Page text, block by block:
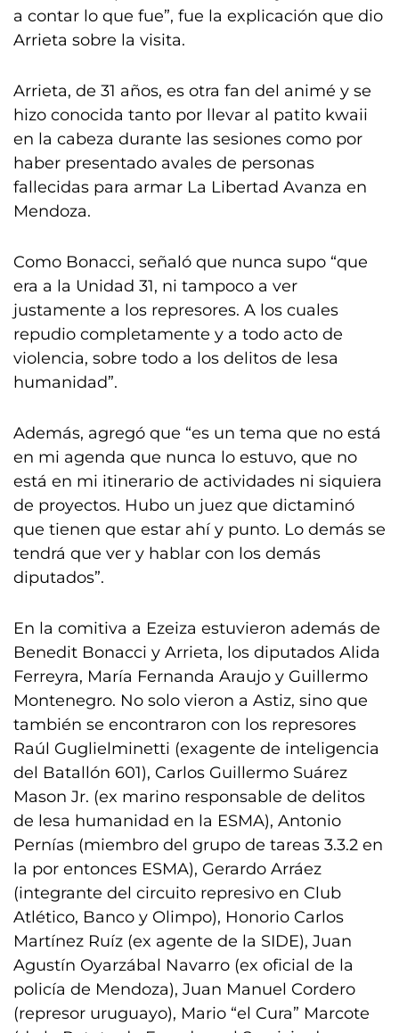
a contar lo que fue”, fue la explicación que dio
Arrieta sobre la visita.
Arrieta, de 31 años, es otra fan del animé y se
hizo conocida tanto por llevar al patito kwaii
en la cabeza durante las sesiones como por
haber presentado avales de personas
fallecidas para armar La Libertad Avanza en
Mendoza.
Como Bonacci, señaló que nunca supo “que
era a la Unidad 31, ni tampoco a ver
justamente a los represores. A los cuales
repudio completamente y a todo acto de
violencia, sobre todo a los delitos de lesa
humanidad”.
Además, agregó que “es un tema que no está
en mi agenda que nunca lo estuvo, que no
está en mi itinerario de actividades ni siquiera
de proyectos. Hubo un juez que dictaminó
que tienen que estar ahí y punto. Lo demás se
tendrá que ver y hablar con los demás
diputados”.
En la comitiva a Ezeiza estuvieron además de
Benedit Bonacci y Arrieta, los diputados Alida
Ferreyra, María Fernanda Araujo y Guillermo
Montenegro. No solo vieron a Astiz, sino que
también se encontraron con los represores
Raúl Guglielminetti (exagente de inteligencia
del Batallón 601), Carlos Guillermo Suárez
Mason Jr. (ex marino responsable de delitos
de lesa humanidad en la ESMA), Antonio
Pernías (miembro del grupo de tareas 3.3.2 en
la por entonces ESMA), Gerardo Arráez
(integrante del circuito represivo en Club
Atlético, Banco y Olimpo), Honorio Carlos
Martínez Ruíz (ex agente de la SIDE), Juan
Agustín Oyarzábal Navarro (ex oficial de la
policía de Mendoza), Juan Manuel Cordero
(represor uruguayo), Mario “el Cura” Marcote